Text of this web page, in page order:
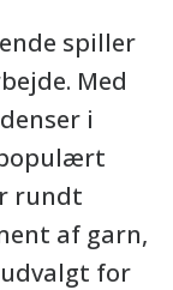
spiller
Med
i
rundt
af garn,
for